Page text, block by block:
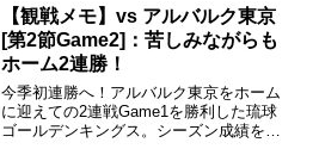
や、印象に残ったこと、あんなことや、
こんなことを、振り返り用の観戦メモと
してまとめました。
【観戦メモ】vs アルバルク東京
[第2節Game2]：苦しみながらも
ホーム2連勝！
今季初連勝へ！アルバルク東京をホーム
に迎えての2連戦Game1を勝利した琉球
ゴールデンキングス。シーズン成績を五